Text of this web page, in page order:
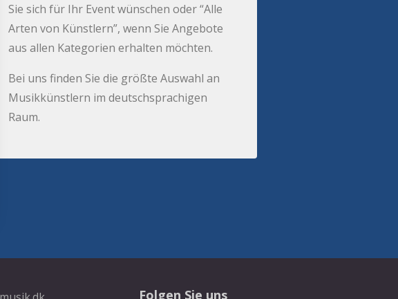
Sie sich für Ihr Event wünschen oder “Alle
Arten von Künstlern”, wenn Sie Angebote
aus allen Kategorien erhalten möchten.
Bei uns finden Sie die größte Auswahl an
Musikkünstlern im deutschsprachigen
Raum.
Folgen Sie uns